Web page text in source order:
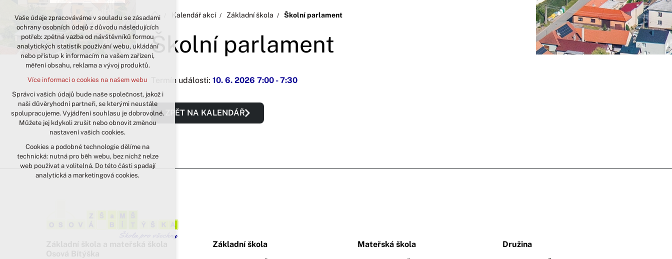
Kalendář akcí Základní škola Školní parlament
Školní parlament
Termín události: 10. 6. 2026 7:00 -7:30
ZPĚT NA KALENDÁŘ
Základní škola
Mateřská škola
Družina
Technická cookies
nutná pro provozování webu
udržení kontextu stránek (session):
případná přihlášení, volby jazyka, apod.
analytická pro anonymizované
vyhodnocení návštěvnosti
marketingová cookies (Google)
Více informací o cookies na našem webu
Přijmout všechny cookies
Odmítnout vše
Vaše údaje zpracováváme v souladu se zásadami
ochrany osobních údajů z důvodu následujících
potřeb: zpětná vazba od návštěvníků formou
analytických statistik používání webu, ukládání
nebo přístup k informacím na vašem zařízení,
měření obsahu, reklama a vývoj produktů.
Více informací o cookies na našem webu
Správci vašich údajů bude naše společnost, jakož i
naši důvěryhodní partneři, se kterými neustále
spolupracujeme. Vyjádření souhlasu je dobrovolné.
Můžete jej kdykoli zrušit nebo obnovit změnou
nastavení vašich cookies.
Cookies a podobné technologie dělíme na
technická: nutná pro běh webu, bez nichž nelze
web používat a volitelná. Do této části spadají
analytická a marketingová cookies.